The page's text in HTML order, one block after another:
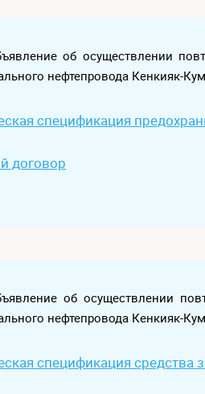
об осуществлении
нефтепровода Кенкияк-
спецификация
договор
об осуществлении
нефтепровода Кенкияк-
спецификация средства